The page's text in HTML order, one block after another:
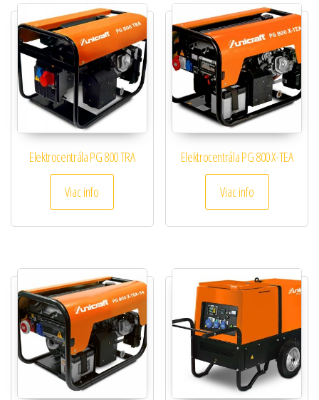
Elektrocentrála PG 800 TRA
Viac info
Elektrocentrála PG 800 X-TEA
Viac info